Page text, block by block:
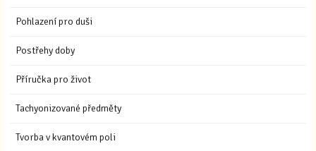
Pohlazení pro duši
Postřehy doby
Příručka pro život
Tachyonizované předměty
Tvorba v kvantovém poli